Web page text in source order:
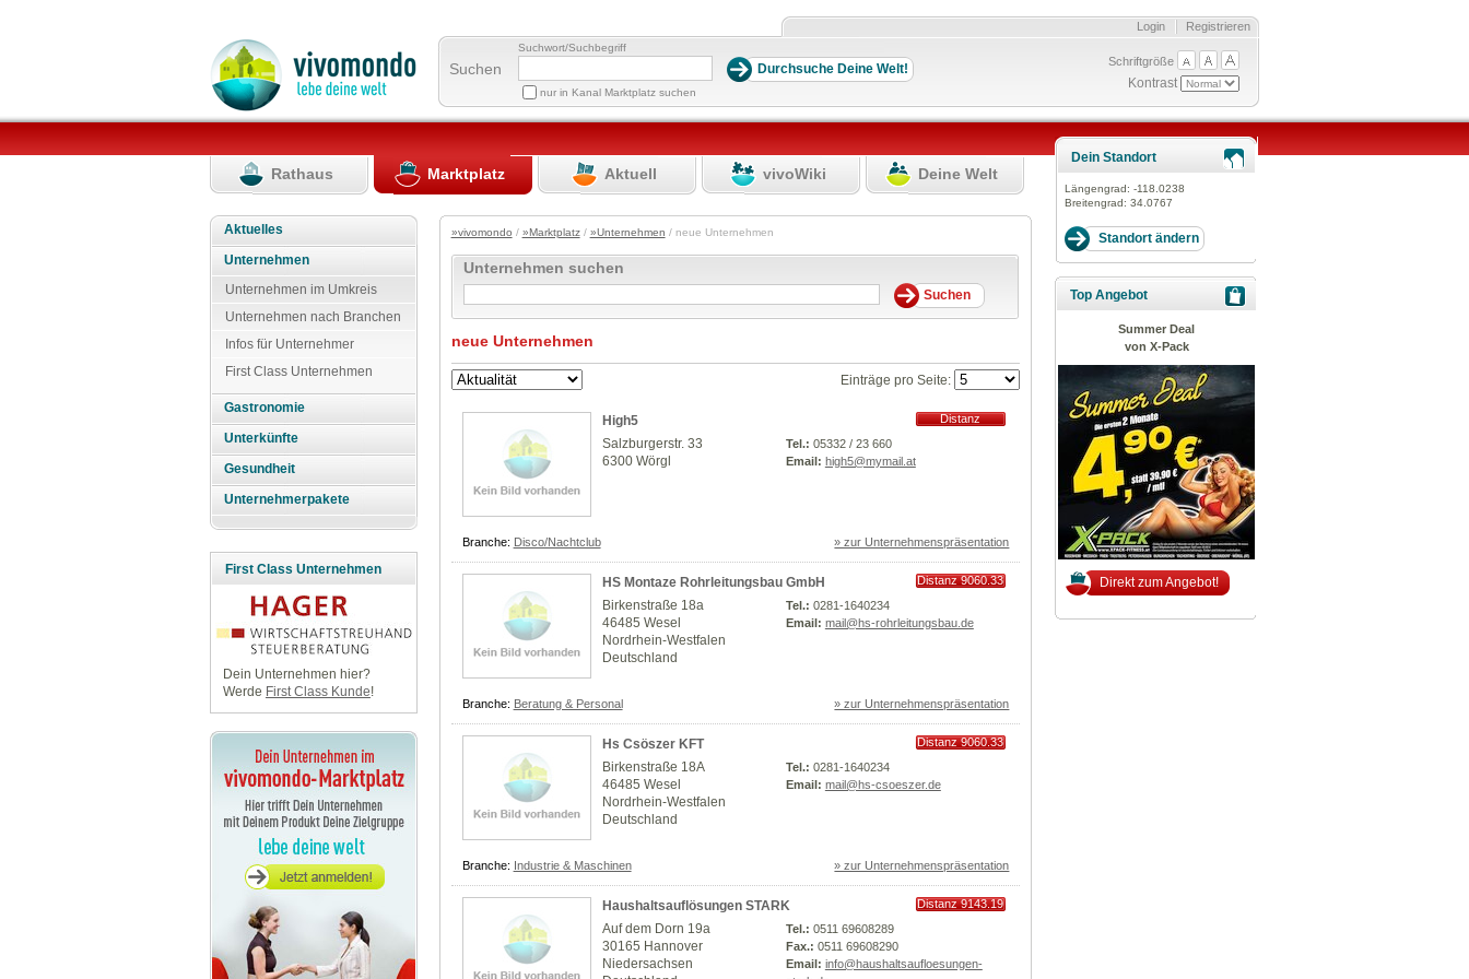
Registrieren
Login
Suchen
Suchwort/Suchbegriff
nur in Kanal Marktplatz suchen
Schriftgröße
Kontrast
Rathaus Marktplatz Aktuell vivoWiki Deine Welt
Aktuelles
Unternehmen
Unternehmen im Umkreis
Unternehmen nach Branchen
Infos für Unternehmer
First Class Unternehmen
Gastronomie
Unterkünfte
Gesundheit
Unternehmerpakete
First Class Unternehmen
Dein Unternehmen hier?
Werde First Class Kunde!
»vivomondo / »Marktplatz/ »Unternehmen / neue Unternehmen
Unternehmen suchen
neue Unternehmen
Einträge pro Seite:
High5
Distanz
Salzburgerstr. 33
6300 Wörgl
Tel.: 05332 / 23 660
Email: high5@mymail.at
Branche: Disco/Nachtclub » zur Unternehmenspräsentation
HS Montaze Rohrleitungsbau GmbH
Distanz 9060.33
Birkenstraße 18a
46485 Wesel
Nordrhein-Westfalen
Deutschland
Tel.: 0281-1640234
Email: mail@hs-rohrleitungsbau.de
Branche: Beratung & Personal » zur Unternehmenspräsentation
Hs Csöszer KFT
Distanz 9060.33
Birkenstraße 18A
46485 Wesel
Nordrhein-Westfalen
Deutschland
Tel.: 0281-1640234
Email: mail@hs-csoeszer.de
Branche: Industrie & Maschinen » zur Unternehmenspräsentation
Haushaltsauflösungen STARK
Distanz 9143.19
Auf dem Dorn 19a
30165 Hannover
Niedersachsen
Tel.: 0511 69608289
Fax.: 0511 69608290
Email: info@haushaltsaufloesungen-
Dein Standort
Längengrad: -118.0238
Breitengrad: 34.0767
Top Angebot
Summer Deal
von X-Pack
Direkt zum Angebot!